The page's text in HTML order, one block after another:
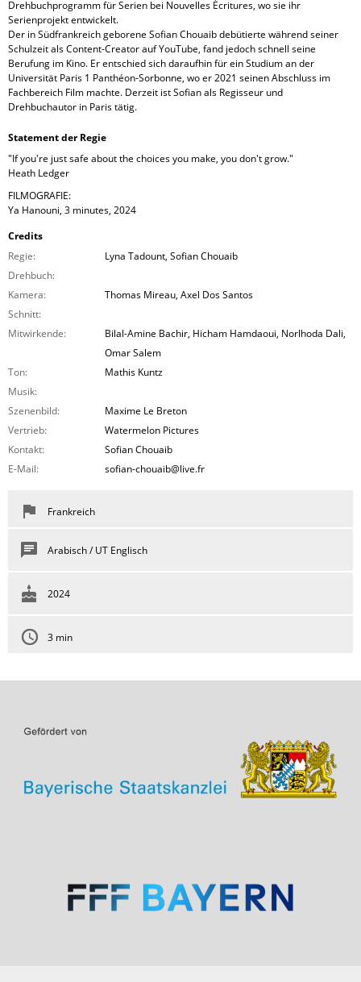
Drehbuchprogramm für Serien bei Nouvelles Écritures, wo sie ihr
Serienprojekt entwickelt.
Der in Südfrankreich geborene Sofian Chouaib debütierte während seiner
Schulzeit als Content-Creator auf YouTube, fand jedoch schnell seine
Berufung im Kino. Er entschied sich daraufhin für ein Studium an der
Universität Paris 1 Panthéon-Sorbonne, wo er 2021 seinen Abschluss im
Fachbereich Film machte. Derzeit ist Sofian als Regisseur und
Drehbuchautor in Paris tätig.
Statement der Regie
"If you're just safe about the choices you make, you don't grow."
Heath Ledger
FILMOGRAFIE:
Ya Hanouni, 3 minutes, 2024
Credits
Regie:
Lyna Tadount, Sofian Chouaib
Drehbuch:
Kamera:
Thomas Mireau, Axel Dos Santos
Schnitt:
Mitwirkende:
Bilal-Amine Bachir, Hicham Hamdaoui, Norlhoda Dali,
Omar Salem
Ton:
Mathis Kuntz
Musik:
Szenenbild:
Maxime Le Breton
Vertrieb:
Watermelon Pictures
Kontakt:
Sofian Chouaib
E-Mail:
sofian-chouaib@live.fr
Frankreich
Arabisch / UT Englisch
2024
3 min